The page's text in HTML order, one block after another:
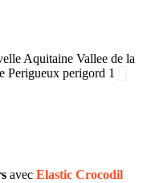
avec Elastic Crocodil